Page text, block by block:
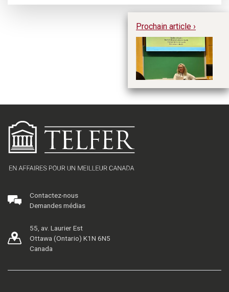
Prochain article ›
Contactez-nous
Demandes médias
55, av. Laurier Est
Ottawa (Ontario) K1N 6N5
Canada